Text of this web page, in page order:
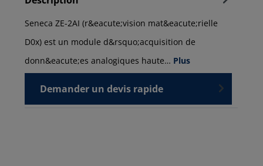
Seneca ZE-2AI (r&eacute;vision mat&eacute;rielle
D0x) est un module d&rsquo;acquisition de
donn&eacute;es analogiques haute… Plus
Demander un devis rapide